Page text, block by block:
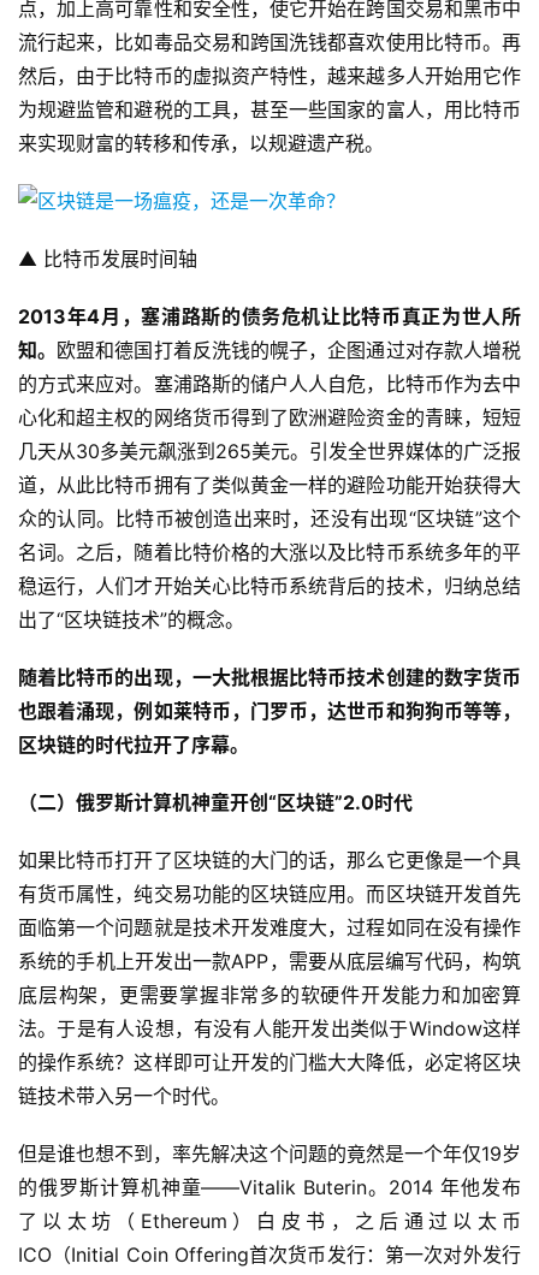
点，加上高可靠性和安全性，使它开始在跨国交易和黑市中
流行起来，比如毒品交易和跨国洗钱都喜欢使用比特币。再
然后，由于比特币的虚拟资产特性，越来越多人开始用它作
为规避监管和避税的工具，甚至一些国家的富人，用比特币
来实现财富的转移和传承，以规避遗产税。
▲ 比特币发展时间轴
2013年4月，塞浦路斯的债务危机让比特币真正为世人所
知。 欧盟和德国打着反洗钱的幌子，企图通过对存款人增税
的方式来应对。塞浦路斯的储户人人自危，比特币作为去中
心化和超主权的网络货币得到了欧洲避险资金的青睐，短短
几天从30多美元飙涨到265美元。引发全世界媒体的广泛报
道，从此比特币拥有了类似黄金一样的避险功能开始获得大
众的认同。比特币被创造出来时，还没有出现“区块链”这个
名词。之后，随着比特价格的大涨以及比特币系统多年的平
稳运行，人们才开始关心比特币系统背后的技术，归纳总结
出了“区块链技术”的概念。
随着比特币的出现，一大批根据比特币技术创建的数字货币
也跟着涌现，例如莱特币，门罗币，达世币和狗狗币等等，
区块链的时代拉开了序幕。
（二）俄罗斯计算机神童开创“区块链”2.0时代
如果比特币打开了区块链的大门的话，那么它更像是一个具
有货币属性，纯交易功能的区块链应用。而区块链开发首先
面临第一个问题就是技术开发难度大，过程如同在没有操作
系统的手机上开发出一款APP，需要从底层编写代码，构筑
底层构架，更需要掌握非常多的软硬件开发能力和加密算
法。于是有人设想，有没有人能开发出类似于Window这样
的操作系统？这样即可让开发的门槛大大降低，必定将区块
链技术带入另一个时代。
但是谁也想不到，率先解决这个问题的竟然是一个年仅19岁
的俄罗斯计算机神童——Vitalik Buterin。2014 年他发布
了以太坊（Ethereum）白皮书，之后通过以太币
ICO（Initial Coin Offering首次货币发行：第一次对外发行